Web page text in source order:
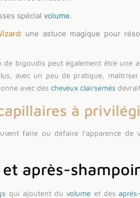
spécial volume.
: une astuce magique pour
de bigoudis peut également être une
avec un peu de pratique,
avec des cheveux clairsemés
à
faire ou défaire l’apparence de
après-
qui ajoutent duvolume et des